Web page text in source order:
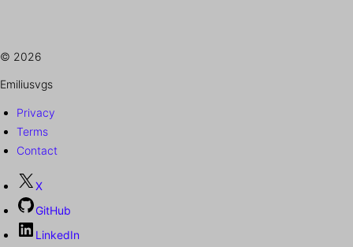
© 2026
Emiliusvgs
Privacy
Terms
Contact
X
GitHub
LinkedIn